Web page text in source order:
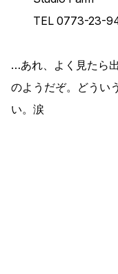
TEL 0773-23-
…あれ、よく見たら
のようだぞ。どうい
い。涙